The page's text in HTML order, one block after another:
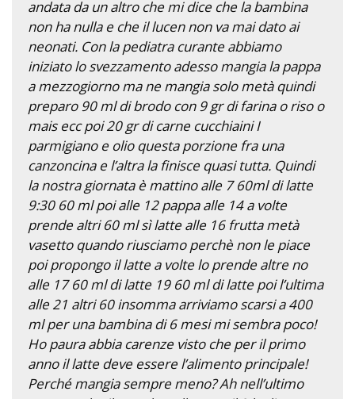
andata da un altro che mi dice che la bambina
non ha nulla e che il lucen non va mai dato ai
neonati. Con la pediatra curante abbiamo
iniziato lo svezzamento adesso mangia la pappa
a mezzogiorno ma ne mangia solo metà quindi
preparo 90 ml di brodo con 9 gr di farina o riso o
mais ecc poi 20 gr di carne cucchiaini I
parmigiano e olio questa porzione fra una
canzoncina e l’altra la finisce quasi tutta. Quindi
la nostra giornata è mattino alle 7 60ml di latte
9:30 60 ml poi alle 12 pappa alle 14 a volte
prende altri 60 ml sì latte alle 16 frutta metà
vasetto quando riusciamo perchè non le piace
poi propongo il latte a volte lo prende altre no
alle 17 60 ml di latte 19 60 ml di latte poi l’ultima
alle 21 altri 60 insomma arriviamo scarsi a 400
ml per una bambina di 6 mesi mi sembra poco!
Ho paura abbia carenze visto che per il primo
anno il latte deve essere l’alimento principale!
Perché mangia sempre meno? Ah nell’ultimo